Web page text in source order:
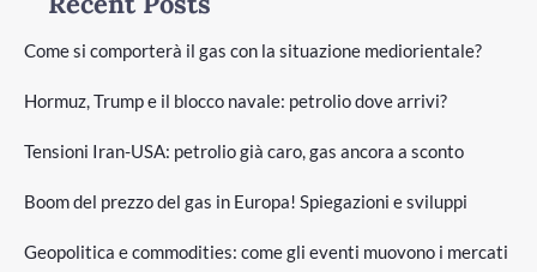
Come si comporterà il gas con la situazione mediorientale?
Hormuz, Trump e il blocco navale: petrolio dove arrivi?
Tensioni Iran-USA: petrolio già caro, gas ancora a sconto
Boom del prezzo del gas in Europa! Spiegazioni e sviluppi
Geopolitica e commodities: come gli eventi muovono i mercati